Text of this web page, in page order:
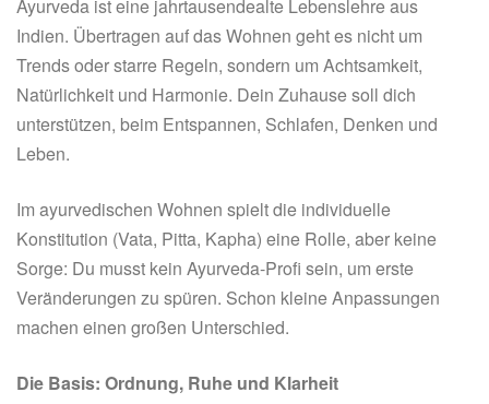
Ayurveda ist eine jahrtausendealte Lebenslehre aus
Indien. Übertragen auf das Wohnen geht es nicht um
Trends oder starre Regeln, sondern um Achtsamkeit,
Natürlichkeit und Harmonie. Dein Zuhause soll dich
unterstützen, beim Entspannen, Schlafen, Denken und
Leben.
Im ayurvedischen Wohnen spielt die individuelle
Konstitution (Vata, Pitta, Kapha) eine Rolle, aber keine
Sorge: Du musst kein Ayurveda-Profi sein, um erste
Veränderungen zu spüren. Schon kleine Anpassungen
machen einen großen Unterschied.
Die Basis: Ordnung, Ruhe und Klarheit